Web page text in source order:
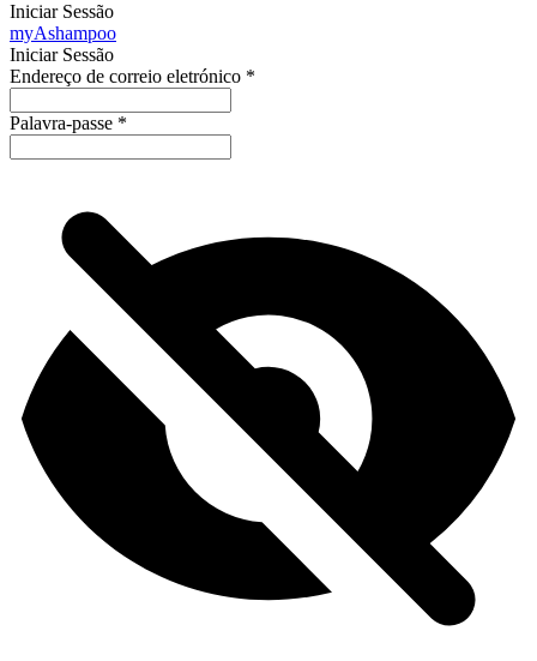
Iniciar Sessão
myAshampoo
Iniciar Sessão
Endereço de correio eletrónico *
Palavra-passe *